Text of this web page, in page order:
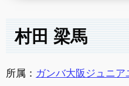
村田 梁馬
所属： ガンバ大阪ジュニア